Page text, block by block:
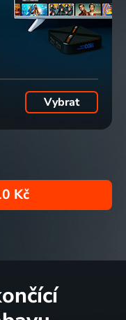
Vybrat
Kč